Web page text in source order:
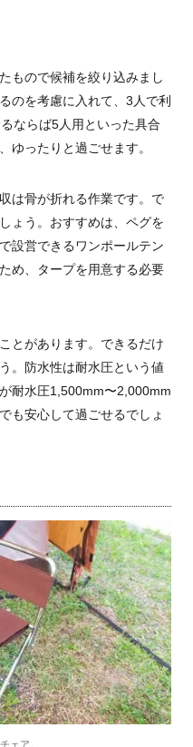
もので候補を絞り込みまし
のを考慮に入れて、3人で利
ならば5人用といった具合
ゆったりと過ごせます。
は骨が折れる作業です。で
ょう。おすすめは、ペグを
設営できるワンポールテン
め、タープを用意する必要
とがあります。できるだけ
。防水性は耐水圧という値
耐水圧1,500mm〜2,000mm
も安心して過ごせるでしょ
ェア。